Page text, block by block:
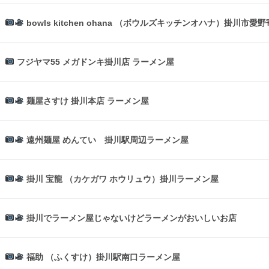
bowls kitchen ohana （ボウルズキッチンオハナ）掛川市愛野
フジヤマ55 メガドンキ掛川店 ラーメン屋
麺屋さすけ 掛川本店 ラーメン屋
遠州麺屋 めんてい 掛川駅周辺ラーメン屋
掛川 宝龍 （カケガワ ホウリュウ）掛川ラーメン屋
掛川でラーメン屋じゃないけどラーメンがおいしいお店
福助 （ふくすけ）掛川駅南口ラーメン屋